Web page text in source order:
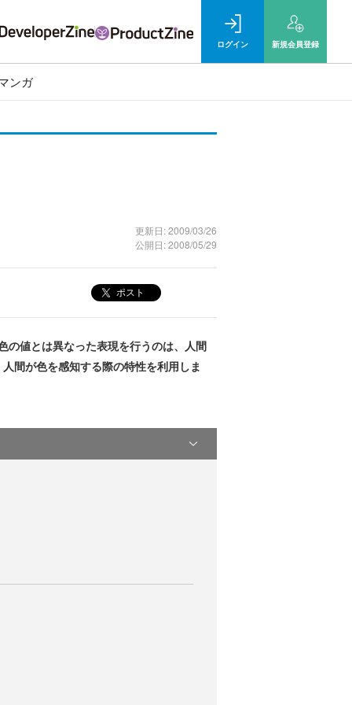
ログイン 新規会員登録
ンガ
更新日: 2009/03/26
公開日: 2008/05/29
ポスト
の値とは異なった表現を行うのは、人間
間が色を感知する際の特性を利用しま